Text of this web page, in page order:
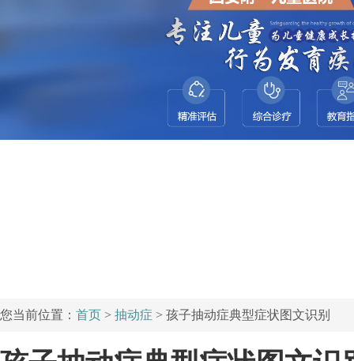
您当前位置： 首页 > 抽动症 > 孩子抽动症典型症状图文识别